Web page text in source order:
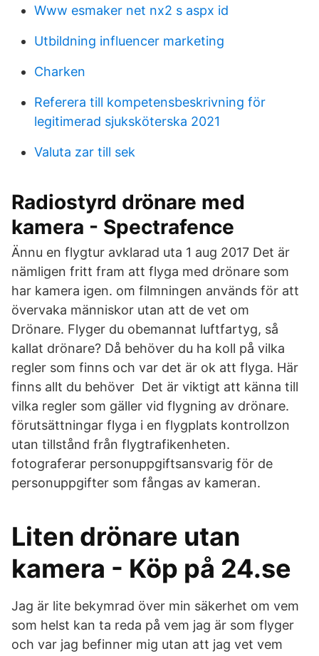
Www esmaker net nx2 s aspx id
Utbildning influencer marketing
Charken
Referera till kompetensbeskrivning för
legitimerad sjuksköterska 2021
Valuta zar till sek
Radiostyrd drönare med
kamera - Spectrafence
Ännu en flygtur avklarad uta 1 aug 2017 Det är
nämligen fritt fram att flyga med drönare som
har kamera igen. om filmningen används för att
övervaka människor utan att de vet om
Drönare. Flyger du obemannat luftfartyg, så
kallat drönare? Då behöver du ha koll på vilka
regler som finns och var det är ok att flyga. Här
finns allt du behöver Det är viktigt att känna till
vilka regler som gäller vid flygning av drönare.
förutsättningar flyga i en flygplats kontrollzon
utan tillstånd från flygtrafikenheten.
fotograferar personuppgiftsansvarig för de
personuppgifter som fångas av kameran.
Liten drönare utan
kamera - Köp på 24.se
Jag är lite bekymrad över min säkerhet om vem
som helst kan ta reda på vem jag är som flyger
och var jag befinner mig utan att jag vet vem